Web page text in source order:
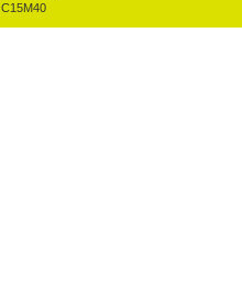
C15M40